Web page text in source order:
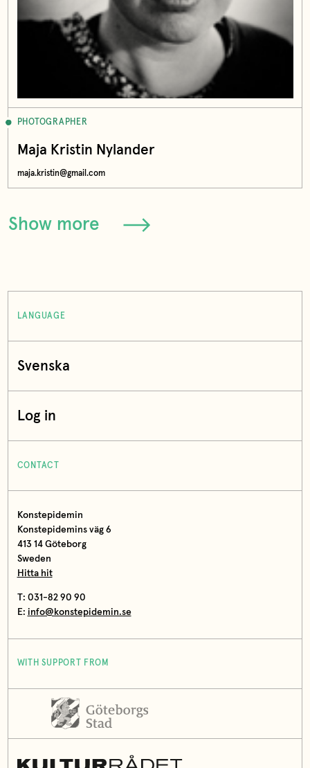
PHOTOGRAPHER
Maja Kristin Nylander
maja.kristin@gmail.com
Show more
LANGUAGE
Svenska
Log in
CONTACT
Konstepidemin
Konstepidemins väg 6
413 14 Göteborg
Sweden
Hitta hit
T: 031-82 90 90
E: info@konstepidemin.se
WITH SUPPORT FROM